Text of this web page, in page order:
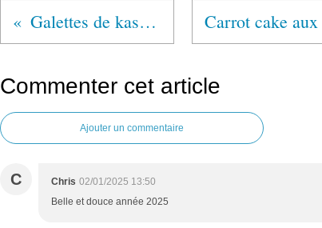
Galettes de kasha grillé
Commenter cet article
Ajouter un commentaire
C Chris 02/01/2025 13:50
Belle et douce année 2025